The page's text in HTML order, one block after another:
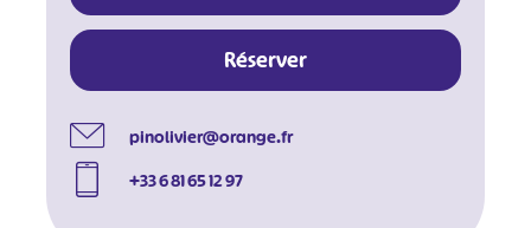
Réserver
pinolivier@orange.fr
+33 6 81 65 12 97